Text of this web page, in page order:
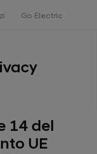
Go Electric
14 del
UE